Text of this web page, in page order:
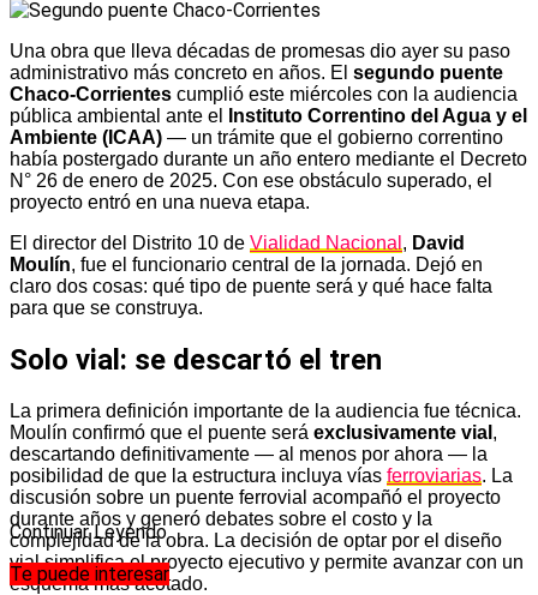
Una obra que lleva décadas de promesas dio ayer su paso
administrativo más concreto en años. El segundo puente
Chaco-Corrientes cumplió este miércoles con la audiencia
pública ambiental ante el
Instituto Correntino del Agua y el
Ambiente (ICAA) — un trámite que el gobierno correntino
había postergado durante un año entero mediante el Decreto
N° 26 de enero de 2025. Con ese obstáculo superado, el
proyecto entró en una nueva etapa.
El director del Distrito 10 de Vialidad Nacional , David
Moulín, fue el funcionario central de la jornada. Dejó en
claro dos cosas: qué tipo de puente será y qué hace falta
para que se construya.
Solo vial: se descartó el tren
La primera definición importante de la audiencia fue técnica.
Moulín confirmó que el puente será exclusivamente vial ,
descartando definitivamente — al menos por ahora — la
posibilidad de que la estructura incluya vías ferroviarias. La
discusión sobre un puente ferrovial acompañó el proyecto
durante años y generó debates sobre el costo y la
complejidad de la obra. La decisión de optar por el diseño
vial simplifica el proyecto ejecutivo y permite avanzar con un
esquema más acotado.
Continuar Leyendo
Te puede interesar